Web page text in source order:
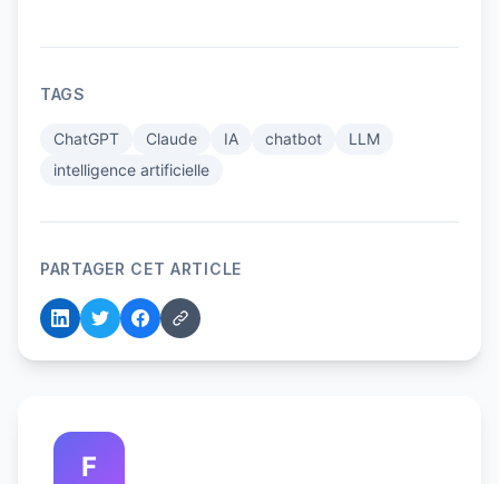
TAGS
ChatGPT Claude IA chatbot
LLM
intelligence artificielle
PARTAGER CET ARTICLE
F